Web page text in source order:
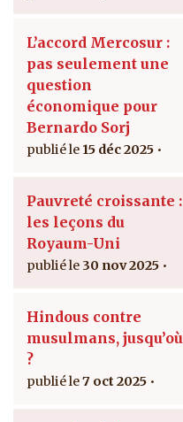
L’accord Mercosur :
pas seulement une
question
économique pour
Bernardo Sorj
15 déc 2025
Pauvreté croissante :
les leçons du
Royaum-Uni
30 nov 2025
Hindous contre
musulmans, jusqu’où
?
7 oct 2025